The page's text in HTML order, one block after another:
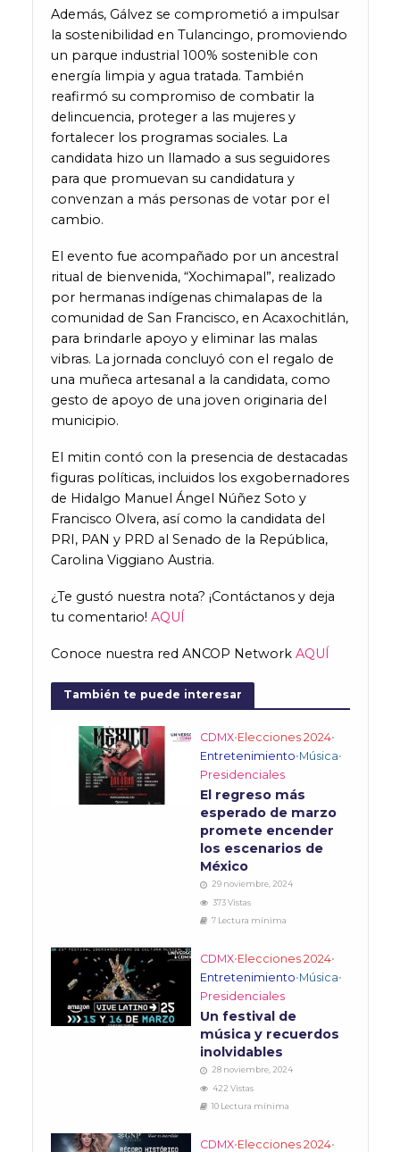
Además, Gálvez se comprometió a impulsar
la sostenibilidad en Tulancingo, promoviendo
un parque industrial 100% sostenible con
energía limpia y agua tratada. También
reafirmó su compromiso de combatir la
delincuencia, proteger a las mujeres y
fortalecer los programas sociales. La
candidata hizo un llamado a sus seguidores
para que promuevan su candidatura y
convenzan a más personas de votar por el
cambio.
El evento fue acompañado por un ancestral
ritual de bienvenida, “Xochimapal”, realizado
por hermanas indígenas chimalapas de la
comunidad de San Francisco, en Acaxochitlán,
para brindarle apoyo y eliminar las malas
vibras. La jornada concluyó con el regalo de
una muñeca artesanal a la candidata, como
gesto de apoyo de una joven originaria del
municipio.
El mitin contó con la presencia de destacadas
figuras políticas, incluidos los exgobernadores
de Hidalgo Manuel Ángel Núñez Soto y
Francisco Olvera, así como la candidata del
PRI, PAN y PRD al Senado de la República,
Carolina Viggiano Austria.
¿Te gustó nuestra nota? ¡Contáctanos y deja
tu comentario! AQUÍ
Conoce nuestra red ANCOP Network AQUÍ
También te puede interesar
CDMX•Elecciones 2024•
Entretenimiento•Música•
Presidenciales
El regreso más
esperado de marzo
promete encender
los escenarios de
México
29 noviembre, 2024
373 Vistas
7 Lectura mínima
CDMX•Elecciones 2024•
Entretenimiento•Música•
Presidenciales
Un festival de
música y recuerdos
inolvidables
28 noviembre, 2024
422 Vistas
10 Lectura mínima
CDMX•Elecciones 2024•